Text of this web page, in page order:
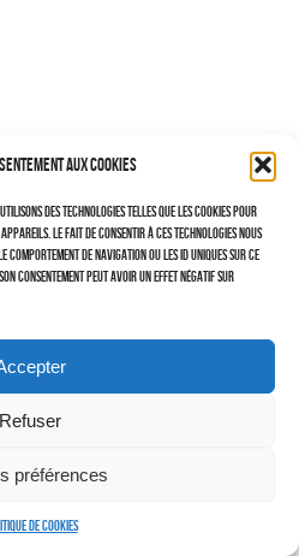
aux cookies
des technologies telles que les cookies pour
Le fait de consentir à ces technologies nous
de navigation ou les ID uniques sur ce
consentement peut avoir un effet négatif sur
Refuser
préférences
de cookies
(BLOG)
–
(UE)